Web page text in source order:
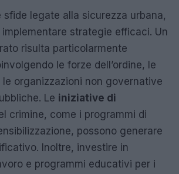
sfide legate alla sicurezza urbana,
strategie efficaci. Un
risulta particolarmente
le forze dell’ordine, le
organizzazioni non governative
Le iniziative di
crimine, come i programmi di
possono generare
Inoltre, investire in
e programmi educativi per i